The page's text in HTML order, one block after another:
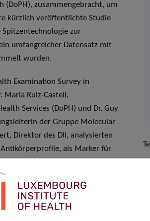
zusammengebracht, um
kürzlich veröffentlichte Studie
zur
umfangreicher Datensatz mit
wurden.
Examination Survey in
Maria Ruiz-Castell,
Services (DoPH) und Dr. Guy
der Gruppe Molecular
Direktor des DII, analysierten
als Marker für
in Bezug.
Allergie zu haben, und
Sensibilisierung hinweist. Die
Bemerkenswert ist, dass die